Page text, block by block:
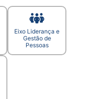
Eixo Liderança e
Gestão de
Pessoas